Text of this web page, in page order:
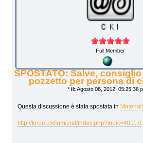
Full Member
SPOSTATO: Salve,
pozzetto per persona di
* il: Agosto 08, 2012, 05:25:36
Questa discussione è stata spostata in
http://forum.ckfiumi.net/index.php?topic=4011.0